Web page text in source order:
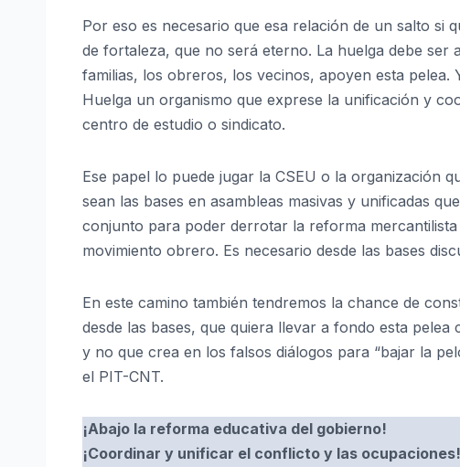
Por eso es necesario que esa relación de un salto
de fortaleza, que no será eterno. La huelga debe
familias, los obreros, los vecinos, apoyen esta
Huelga un organismo que exprese la unificación y
centro de estudio o sindicato.
Ese papel lo puede jugar la CSEU o la organización
sean las bases en asambleas masivas y unificadas
conjunto para poder derrotar la reforma
movimiento obrero. Es necesario desde las bases
En este camino también tendremos la chance de
desde las bases, que quiera llevar a fondo esta
y no que crea en los falsos diálogos para “bajar la
el PIT-CNT.
¡Abajo la reforma educativa del gobierno!
¡Coordinar y unificar el conflicto y las ocupaciones!